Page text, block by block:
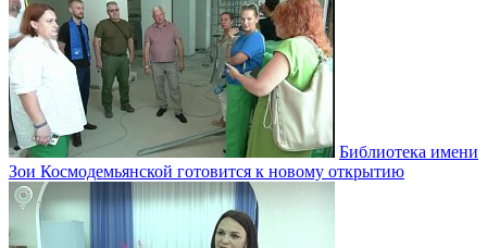
Библиотека имени
Зои Космодемьянской готовится к новому открытию